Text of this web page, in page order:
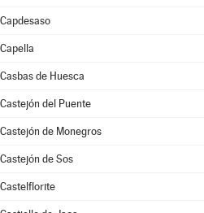
Capdesaso
Capella
Casbas de Huesca
Castejón del Puente
Castejón de Monegros
Castejón de Sos
Castelflorite